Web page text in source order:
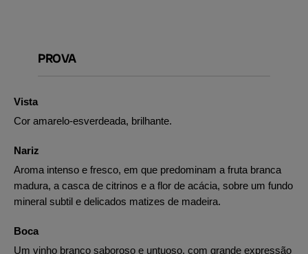
PROVA
Vista
Cor amarelo-esverdeada, brilhante.
Nariz
Aroma intenso e fresco, em que predominam a fruta branca
madura, a casca de citrinos e a flor de acácia, sobre um fundo
mineral subtil e delicados matizes de madeira.
Boca
Um vinho branco saboroso e untuoso, com grande expressão